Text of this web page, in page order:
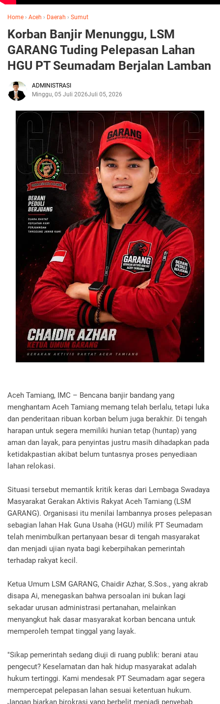
Home › Aceh › Daerah › Sumut
Korban Banjir Menunggu, LSM
GARANG Tuding Pelepasan Lahan
HGU PT Seumadam Berjalan Lamban
ADMINISTRASI
Minggu, 05 Juli 2026Juli 05, 2026
Aceh Tamiang, IMC – Bencana banjir bandang yang
menghantam Aceh Tamiang memang telah berlalu, tetapi luka
dan penderitaan ribuan korban belum juga berakhir. Di tengah
harapan untuk segera memiliki hunian tetap (huntap) yang
aman dan layak, para penyintas justru masih dihadapkan pada
ketidakpastian akibat belum tuntasnya proses penyediaan
lahan relokasi.
Situasi tersebut memantik kritik keras dari Lembaga Swadaya
Masyarakat Gerakan Aktivis Rakyat Aceh Tamiang (LSM
GARANG). Organisasi itu menilai lambannya proses pelepasan
sebagian lahan Hak Guna Usaha (HGU) milik PT Seumadam
telah menimbulkan pertanyaan besar di tengah masyarakat
dan menjadi ujian nyata bagi keberpihakan pemerintah
terhadap rakyat kecil.
Ketua Umum LSM GARANG, Chaidir Azhar, S.Sos., yang akrab
disapa Ai, menegaskan bahwa persoalan ini bukan lagi
sekadar urusan administrasi pertanahan, melainkan
menyangkut hak dasar masyarakat korban bencana untuk
memperoleh tempat tinggal yang layak.
"Sikap pemerintah sedang diuji di ruang publik: berani atau
pengecut? Keselamatan dan hak hidup masyarakat adalah
hukum tertinggi. Kami mendesak PT Seumadam agar segera
mempercepat pelepasan lahan sesuai ketentuan hukum.
Jangan biarkan birokrasi yang berbelit menjadi penyebab